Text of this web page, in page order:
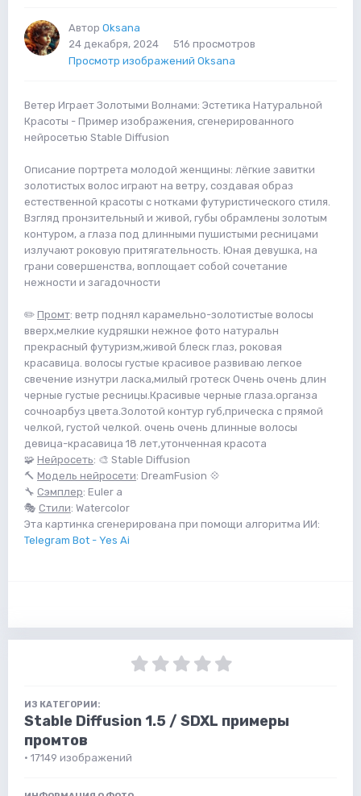
Автор Oksana
24 декабря, 2024
516 просмотров
Просмотр изображений Oksana
Ветер Играет Золотыми Волнами: Эстетика Натуральной
Красоты - Пример изображения, сгенерированного
нейросетью Stable Diffusion
Описание портрета молодой женщины: лёгкие завитки
золотистых волос играют на ветру, создавая образ
естественной красоты с нотками футуристического стиля.
Взгляд пронзительный и живой, губы обрамлены золотым
контуром, а глаза под длинными пушистыми ресницами
излучают роковую притягательность. Юная девушка, на
грани совершенства, воплощает собой сочетание
нежности и загадочности
✏️ Промт: ветр поднял карамельно-золотистые волосы
вверх,мелкие кудряшки нежное фото натуральн
прекрасный футуризм,живой блеск глаз, роковая
красавица. волосы густые красивое развиваю легкое
свечение изнутри ласка,милый гротеск Очень очень длин
черные густые ресницы.Красивые черные глаза.органза
сочноарбуз цвета.Золотой контур губ,прическа с прямой
челкой, густой челкой. очень очень длинные волосы
девица-красавица 18 лет,утонченная красота
🧩 Нейросеть: 🎨 Stable Diffusion
🔨 Модель нейросети: DreamFusion 💠
🔧 Сэмплер: Euler a
🎭 Стили: Watercolor
Эта картинка сгенерирована при помощи алгоритма ИИ:
Telegram Bot - Yes Ai
ИЗ КАТЕГОРИИ:
Stable Diffusion 1.5 / SDXL примеры
промтов
· 17149 изображений